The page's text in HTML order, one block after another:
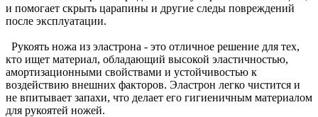
и помогает скрыть царапины и другие следы повреждений
после эксплуатации.
Рукоять ножа из эластрона - это отличное решение для тех,
кто ищет материал, обладающий высокой эластичностью,
амортизационными свойствами и устойчивостью к
воздействию внешних факторов. Эластрон легко чистится и
не впитывает запахи, что делает его гигиеничным материалом
для рукоятей ножей.